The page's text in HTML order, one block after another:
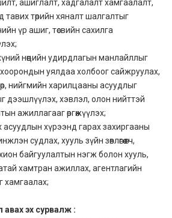
ашиглалт, хадгалалт хамгаалалт,
тавих төрийн хяналт шалгалтыг
үр ашиг, төсвийн сахилга
нөөцийн удирдлагын манлайллыг
уялдаа холбоог сайжруулах,
нийгмийн харилцааны асуудлыг
дээшлүүлэх, хэвлэл, олон нийттэй
ажиллагааг өргөжүүлэх;
асуудлын хүрээнд гарах захиргааны
судлах, хууль зүйн зөвлөгөө өгч,
байгуулалтын нэгж болон хууль,
хамтран ажиллах, агентлагийн
хамгаалах;
авах эх сурвалж :